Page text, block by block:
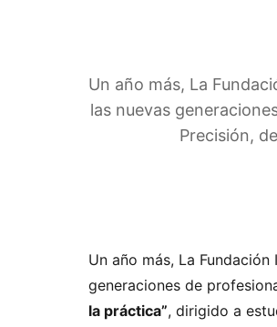
Un año más, La
las nuevas
Precisión,
Un año más, La
generaciones de
la práctica”, dirigido a